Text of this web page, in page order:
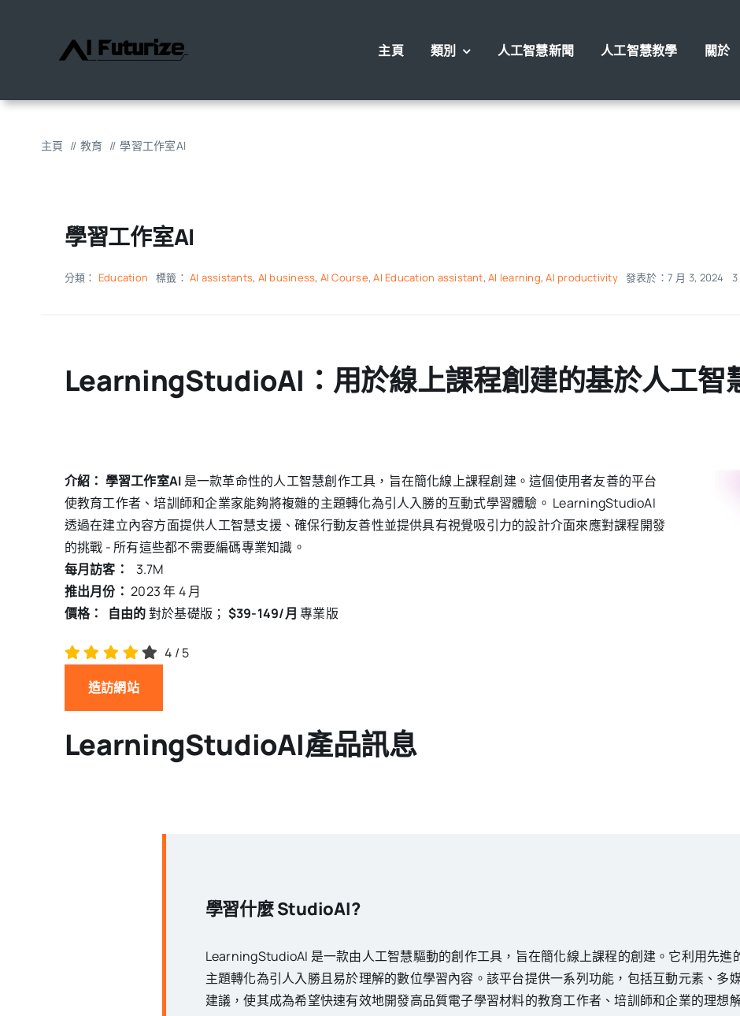
主頁 類別 人工智慧新聞 人工智慧教學 關於
主頁 教育 學習工作室AI
學習工作室AI
分類： Education 標籤：AI assistants, AI business, AI Course,AI Education assistant,AI learning,AI productivity 發表於：7 月 3, 2024 3
LearningStudioAI：用於線上課程創建的基於人工智
介紹： 學習工作室AI 是一款革命性的人工智慧創作工具，旨在簡化線上課程創建。這個使用者友善的平台
使教育工作者、培訓師和企業家能夠將複雜的主題轉化為引人入勝的互動式學習體驗。 LearningStudioAI
透過在建立內容方面提供人工智慧支援、確保行動友善性並提供具有視覺吸引力的設計介面來應對課程開發
的挑戰 - 所有這些都不需要編碼專業知識。
每月訪客：
3.7M
推出月份：2023 年 4 月
價格：
自由的對於基礎版； $39-149/月 專業版
4 / 5
造訪網站
LearningStudioAI產品訊息
學習什麼 StudioAI?
LearningStudioAI 是一款由人工智慧驅動的創作工具，旨在簡化線上課程的創建。它利用先進
主題轉化為引人入勝且易於理解的數位學習內容。該平台提供一系列功能，包括互動元素、多
建議，使其成為希望快速有效地開發高品質電子學習材料的教育工作者、培訓師和企業的理想